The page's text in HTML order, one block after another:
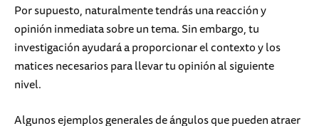
Por supuesto, naturalmente tendrás una reacción y
opinión inmediata sobre un tema. Sin embargo, tu
investigación ayudará a proporcionar el contexto y los
matices necesarios para llevar tu opinión al siguiente
nivel.
Algunos ejemplos generales de ángulos que pueden atraer